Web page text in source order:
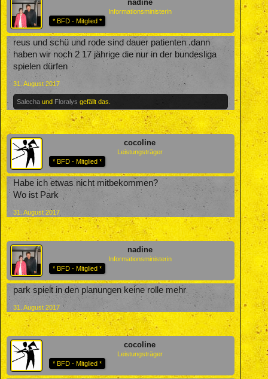
nadine
Informationsministerin
* BFD - Mitglied *
reus und schü und rode sind dauer patienten .dann
haben wir noch 2 17 jährige die nur in der bundesliga
spielen dürfen
31. August 2017
Salecha und Floralys gefällt das.
cocoline
Leistungsträger
* BFD - Mitglied *
Habe ich etwas nicht mitbekommen?
Wo ist Park
31. August 2017
nadine
Informationsministerin
* BFD - Mitglied *
park spielt in den planungen keine rolle mehr
31. August 2017
cocoline
Leistungsträger
* BFD - Mitglied *